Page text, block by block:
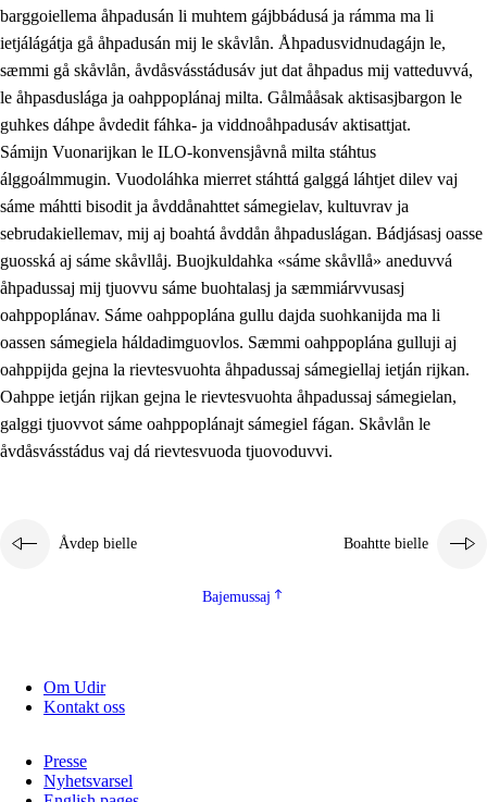
barggoiellema åhpadusán li muhtem gájbbádusá ja rámma ma li
ietjálágátja gå åhpadusán mij le skåvlån. Åhpadusvidnudagájn le,
sæmmi gå skåvlån, åvdåsvásstádusáv jut dat åhpadus mij vatteduvvá,
le åhpasduslága ja oahppoplánaj milta. Gålmååsak aktisasjbargon le
guhkes dáhpe åvdedit fáhka- ja viddnoåhpadusáv aktisattjat.
Sámijn Vuonarijkan le ILO-konvensjåvnå milta stáhtus
álggoálmmugin. Vuodoláhka mierret stáhttá galggá láhtjet dilev vaj
sáme máhtti bisodit ja åvddånahttet sámegielav, kultuvrav ja
sebrudakiellemav, mij aj boahtá åvddån åhpaduslágan. Bádjásasj oasse
guosská aj sáme skåvllåj. Buojkuldahka «sáme skåvllå» aneduvvá
åhpadussaj mij tjuovvu sáme buohtalasj ja sæmmiárvvusasj
oahppoplánav. Sáme oahppoplána gullu dajda suohkanijda ma li
oassen sámegiela háldadimguovlos. Sæmmi oahppoplána gulluji aj
oahppijda gejna la rievtesvuohta åhpadussaj sámegiellaj ietján rijkan.
Oahppe ietján rijkan gejna le rievtesvuohta åhpadussaj sámegielan,
galggi tjuovvot sáme oahppoplánajt sámegiel fágan. Skåvlån le
åvdåsvásstádus vaj dá rievtesvuoda tjuovoduvvi.
Åvdep bielle Boahtte bielle
Bajemussaj
Om Udir
Kontakt oss
Presse
Nyhetsvarsel